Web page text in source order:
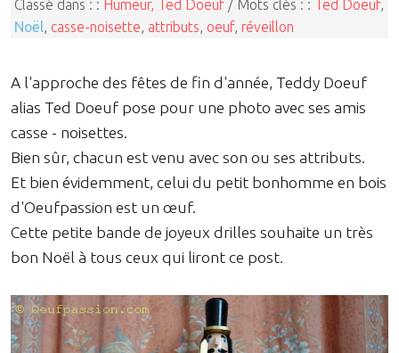
Classé dans : : Humeur, Ted Doeuf / Mots clés : : Ted Doeuf,
Noël, casse-noisette, attributs, oeuf, réveillon
A l'approche des fêtes de fin d'année, Teddy Doeuf
alias Ted Doeuf pose pour une photo avec ses amis
casse - noisettes.
Bien sûr, chacun est venu avec son ou ses attributs.
Et bien évidemment, celui du petit bonhomme en bois
d'Oeufpassion est un œuf.
Cette petite bande de joyeux drilles souhaite un très
bon Noël à tous ceux qui liront ce post.